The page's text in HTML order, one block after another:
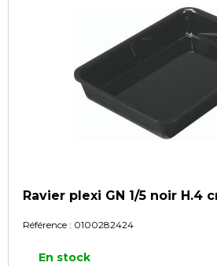
Ravier plexi GN 1/5 noir H.4
Référence : 0100282424
En stock